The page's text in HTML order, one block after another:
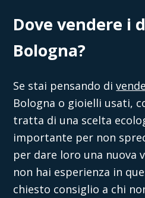
Dove vendere i
Bologna?
Se stai pensando di
Bologna o gioielli usati,
tratta di una scelta
importante per non
per dare loro una nuova
non hai esperienza in
chiesto consiglio a chi